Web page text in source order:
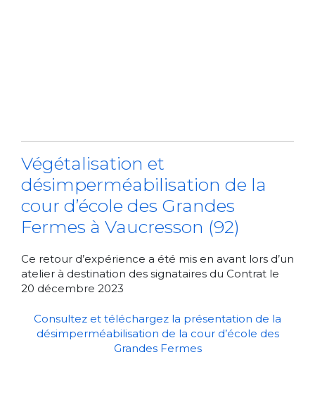
Végétalisation et
désimperméabilisation de la
cour d’école des Grandes
Fermes à Vaucresson (92)
Ce retour d’expérience a été mis en avant lors d’un
atelier à destination des signataires du Contrat le
20 décembre 2023
Consultez et téléchargez la présentation de la
désimperméabilisation de la cour d’école des
Grandes Fermes